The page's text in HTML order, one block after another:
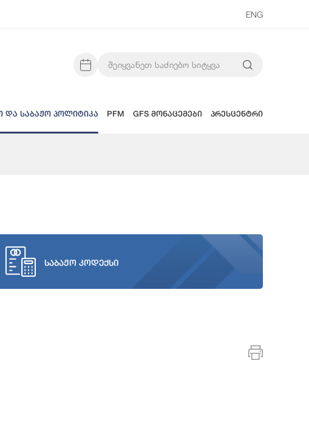
ENG
და საბაჟო პოლიტიკა PFM GFS მონაცემები პრესცენტრი
საბაჟო კოდექსი